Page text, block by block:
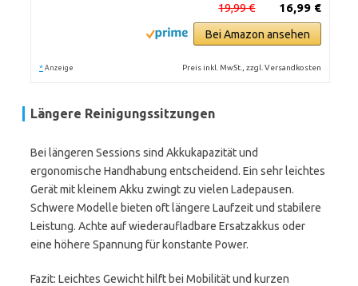
16,99 €
19,99 €
Bei Amazon ansehen
* Anzeige Preis inkl. MwSt., zzgl. Versandkosten
Längere Reinigungssitzungen
Bei längeren Sessions sind Akkukapazität und
ergonomische Handhabung entscheidend. Ein sehr leichtes
Gerät mit kleinem Akku zwingt zu vielen Ladepausen.
Schwere Modelle bieten oft längere Laufzeit und stabilere
Leistung. Achte auf wiederaufladbare Ersatzakkus oder
eine höhere Spannung für konstante Power.
Fazit: Leichtes Gewicht hilft bei Mobilität und kurzen